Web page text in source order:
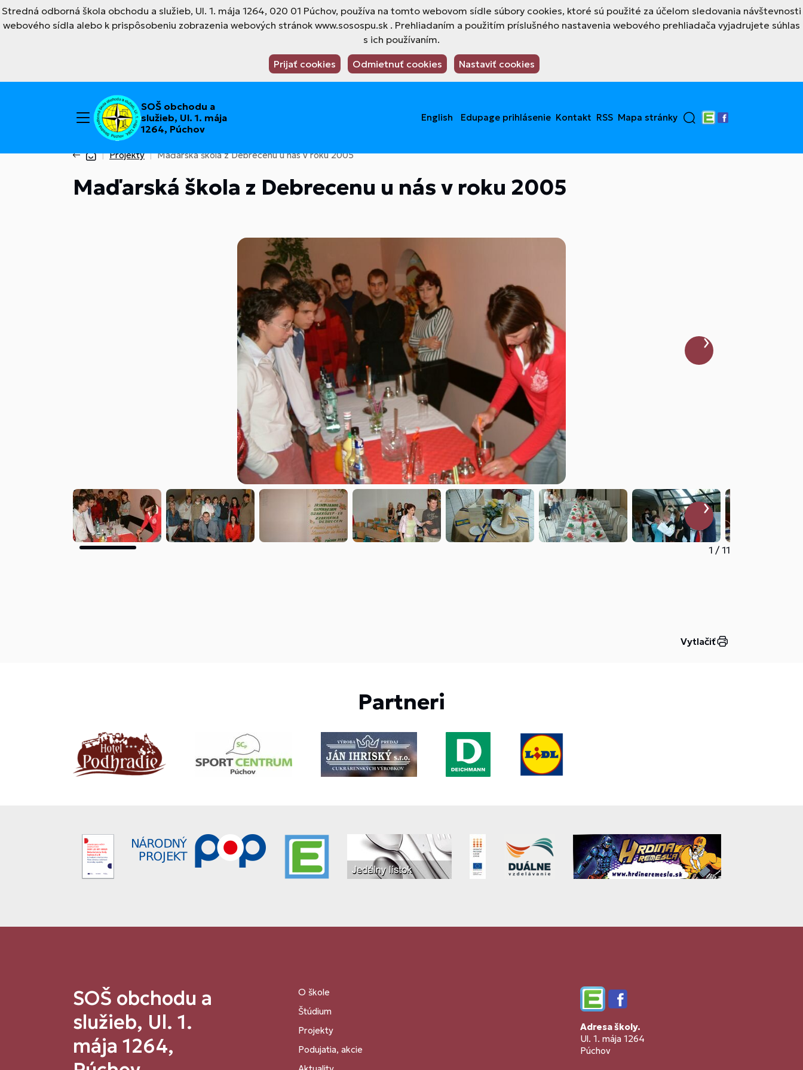
Stredná odborná škola obchodu a služieb, Ul. 1. mája 1264, 020 01 Púchov, používa na tomto webovom sídle súbory cookies, ktoré sú použité za účelom sledovania návštevnosti
webového sídla alebo k prispôsobeniu zobrazenia webových stránok www.sosospu.sk . Prehliadaním a použitím príslušného nastavenia webového prehliadača vyjadrujete súhlas
s ich používaním.
Prijať cookies Odmietnuť cookies Nastaviť cookies
SOŠ obchodu a
služieb, Ul. 1. mája
1264, Púchov
English Edupage prihlásenie Kontakt RSS Mapa stránky
Edupage
Facebook
Projekty Maďarská škola z Debrecenu u nás v roku 2005
Maďarská škola z Debrecenu u nás v roku 2005
1 / 11
Vytlačiť
Partneri
SOŠ obchodu a
služieb, Ul. 1.
mája 1264,
O škole
Štúdium
Projekty
Podujatia, akcie
EdupageFacebook
Adresa školy.
Ul. 1. mája 1264
Púchov